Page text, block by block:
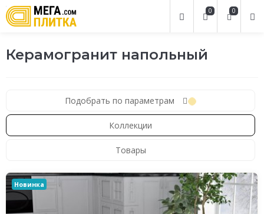
0
0
Керамогранит напольный
Подобрать по параметрам
Коллекции
Товары
Новинка